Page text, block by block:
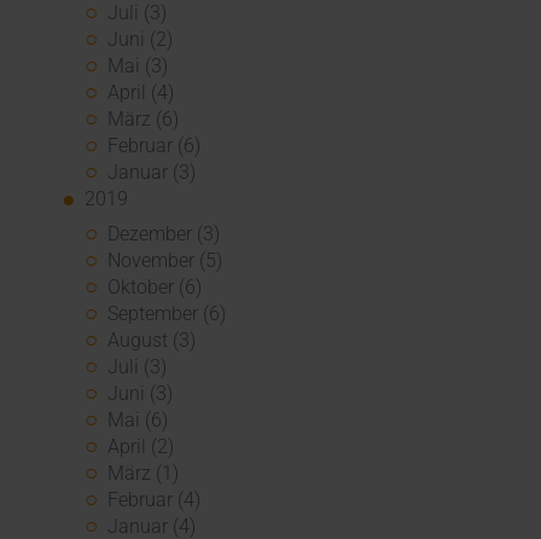
Juli (3)
Juni (2)
Mai (3)
April (4)
März (6)
Februar (6)
Januar (3)
2019
Dezember (3)
November (5)
Oktober (6)
September (6)
August (3)
Juli (3)
Juni (3)
Mai (6)
April (2)
März (1)
Februar (4)
Januar (4)